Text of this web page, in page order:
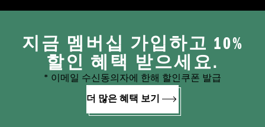
지금 멤버십 가입하고 10%
할인 혜택 받으세요.
* 이메일 수신동의자에 한해 할인쿠폰 발급
더 많은 혜택 보기